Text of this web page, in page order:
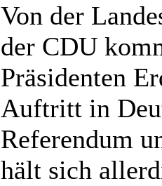
Von der
der CDU
Präsidenten
Auftritt in
Referendum
hält sich